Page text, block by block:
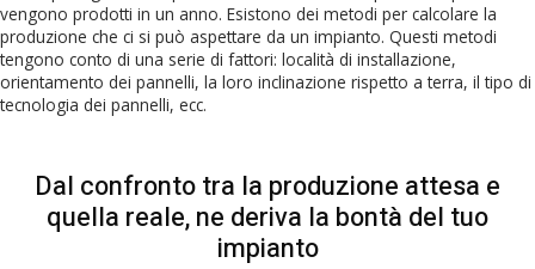
vengono prodotti in un anno. Esistono dei metodi per calcolare la
produzione che ci si può aspettare da un impianto. Questi metodi
tengono conto di una serie di fattori: località di installazione,
orientamento dei pannelli, la loro inclinazione rispetto a terra, il tipo di
tecnologia dei pannelli, ecc.
Dal confronto tra la produzione attesa e
quella reale, ne deriva la bontà del tuo
impianto